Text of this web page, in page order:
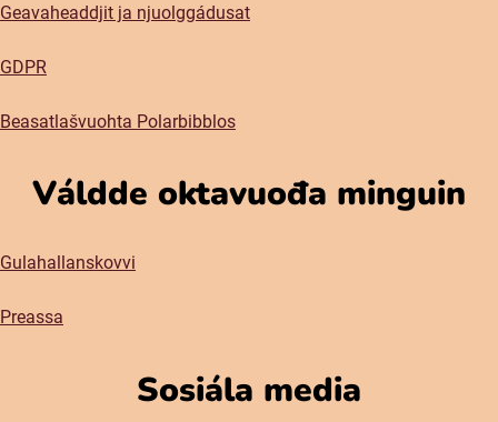
Geavaheaddjit ja njuolggádusat
GDPR
Beasatlašvuohta Polarbibblos
Váldde oktavuođa minguin
Gulahallanskovvi
Preassa
Sosiála media